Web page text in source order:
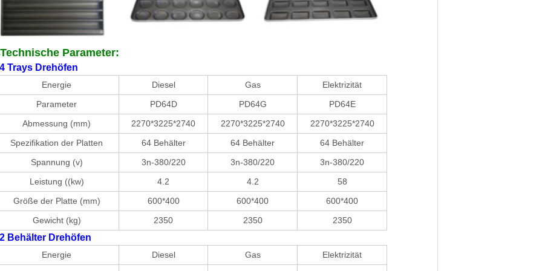
EINREICHUNGEN
Parameter:
Trays Drehöfen
Energie Diesel Gas
Elektrizität
Parameter
PD64D PD64G
PD64E
Abmessung (mm)
2270*3225*2740 2270*3225*2740
2270*3225*2740
Spezifikation der Platten
64 Behälter 64 Behälter
64 Behälter
Spannung (v)
3n-380/220 3n-380/220
3n-380/220
Leistung ((kw)
4.2 4.2
58
Größe der Platte (mm)
600*400 600*400
600*400
Gewicht (kg)
2350 2350 2350
Behälter Drehöfen
Energie Diesel Gas
Elektrizität